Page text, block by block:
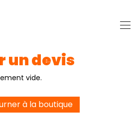
un devis
vide.
à la boutique